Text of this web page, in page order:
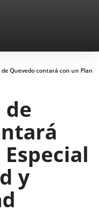
Quevedo contará con un Plan
de
y